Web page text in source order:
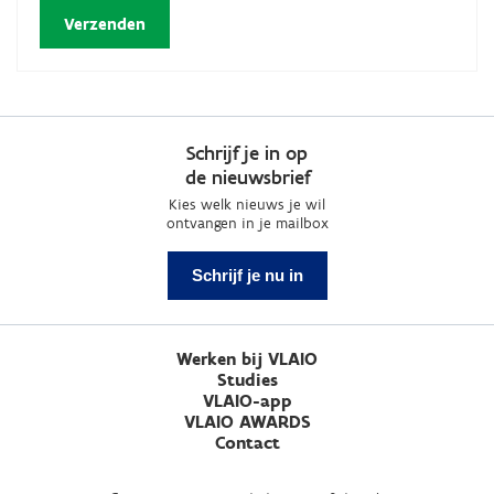
Schrijf je in op
de nieuwsbrief
Kies welk nieuws je wil
ontvangen in je mailbox
Schrijf je nu in
Werken bij VLAIO
Studies
VLAIO-app
VLAIO AWARDS
Contact